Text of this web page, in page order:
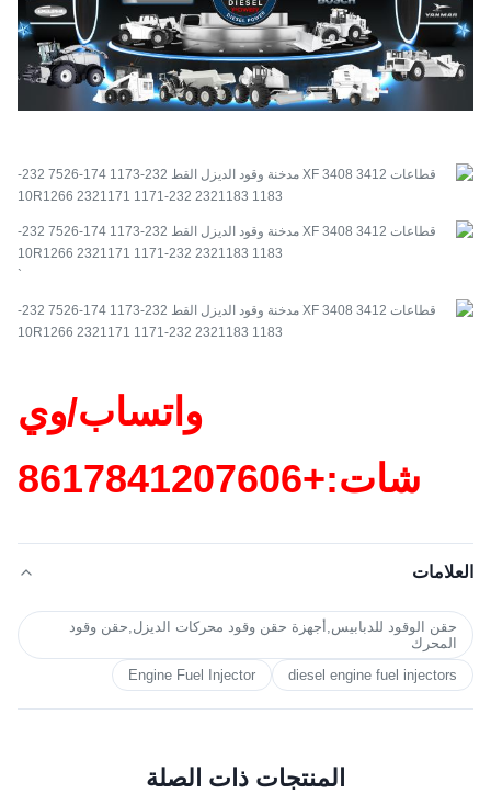
`
واتساب/وي
شات:+8617841207606
العلامات
حقن الوقود للدبابيس,أجهزة حقن وقود محركات الديزل,حقن وقود
المحرك
diesel engine fuel injectors
Engine Fuel Injector
المنتجات ذات الصلة